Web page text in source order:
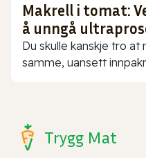
Makrell i tomat:
å unngå
Du skulle kanskje tro
samme, uansett
Trygg Mat